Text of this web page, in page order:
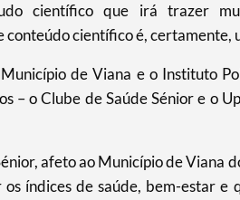
gerais
científico que irá trazer
conteúdo científico é, certamente,
de Viana e o Instituto
– o Clube de Saúde Sénior e o
afeto ao Município de Viana
índices de saúde, bem-estar